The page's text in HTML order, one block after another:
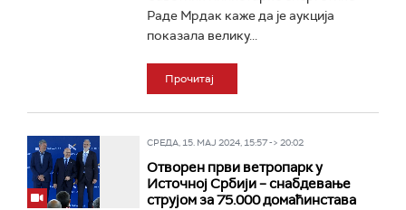
Раде Мрдак каже да је аукција
показала велику...
Прочитај
СРЕДА, 15. МАЈ 2024, 15:57 -> 20:02
Отворен први ветропарк у
Источној Србији – снабдевање
струјом за 75.000 домаћинстава